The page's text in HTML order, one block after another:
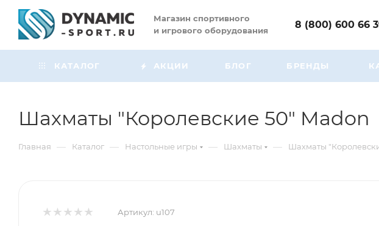
Магазин спортивного
и игрового оборудования
8 (800) 600 66
КАТАЛОГ АКЦИИ БЛОГ БРЕНДЫ
Шахматы "Королевские 50" Madon
Главная — Каталог — Настольные игры — Шахматы — Шахматы
Артикул: u107